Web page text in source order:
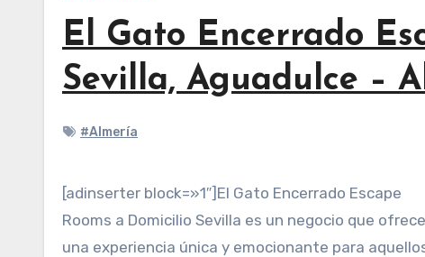
El Gato Encerrado
Sevilla, Aguadulce –
#Almería
[adinserter block=»1″]El Gato Encerrado Escape
Rooms a Domicilio Sevilla es un negocio que ofrece
una experiencia única y emocionante para